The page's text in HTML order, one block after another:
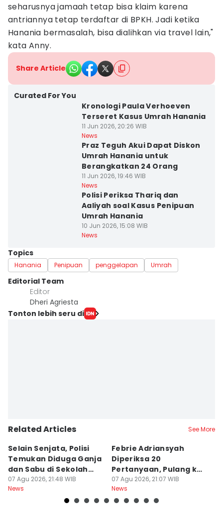
seharusnya jamaah tetap bisa klaim karena
antriannya tetap terdaftar di BPKH. Jadi ketika
Hanania bermasalah, bisa dialihkan via travel lain,"
kata Anny.
Share Article
Curated For You
Kronologi Paula Verhoeven
Terseret Kasus Umrah Hanania
11 Jun 2026, 20:26 WIB
News
Praz Teguh Akui Dapat Diskon
Umrah Hanania untuk
Berangkatkan 24 Orang
11 Jun 2026, 19:46 WIB
News
Polisi Periksa Thariq dan
Aaliyah soal Kasus Penipuan
Umrah Hanania
10 Jun 2026, 15:08 WIB
News
Topics
Hanania Penipuan penggelapan Umrah
Editorial Team
Editor
Dheri Agriesta
Tonton lebih seru di
Related Articles See More
Selain Senjata, Polisi
Temukan Diduga Ganja
dan Sabu di Sekolah
Jaksel
07 Agu 2026, 21:48 WIB
News
Febrie Adriansyah
Diperiksa 20
Pertanyaan, Pulang ke
KPK Pakai Rompi
07 Agu 2026, 21:07 WIB
News